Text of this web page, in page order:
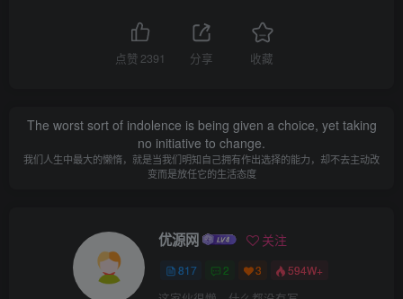
点赞 2391 分享 收藏
The worst sort of indolence is being given a choice, yet taking
no initiative to change.
我们人生中最大的懒惰，就是当我们明知自己拥有作出选择的能力，却不去主动改
变而是放任它的生活态度
优源网 关注
817 2 3 594W+